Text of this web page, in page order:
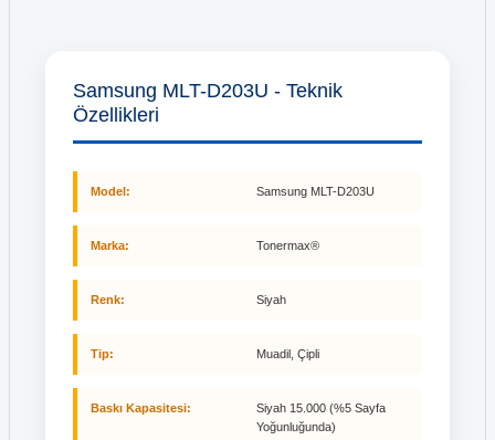
Samsung MLT-D203U - Teknik
Özellikleri
Model: Samsung MLT-D203U
Marka: Tonermax®
Renk: Siyah
Tip: Muadil, Çipli
Baskı Kapasitesi:
Siyah 15.000 (%5 Sayfa
Yoğunluğunda)